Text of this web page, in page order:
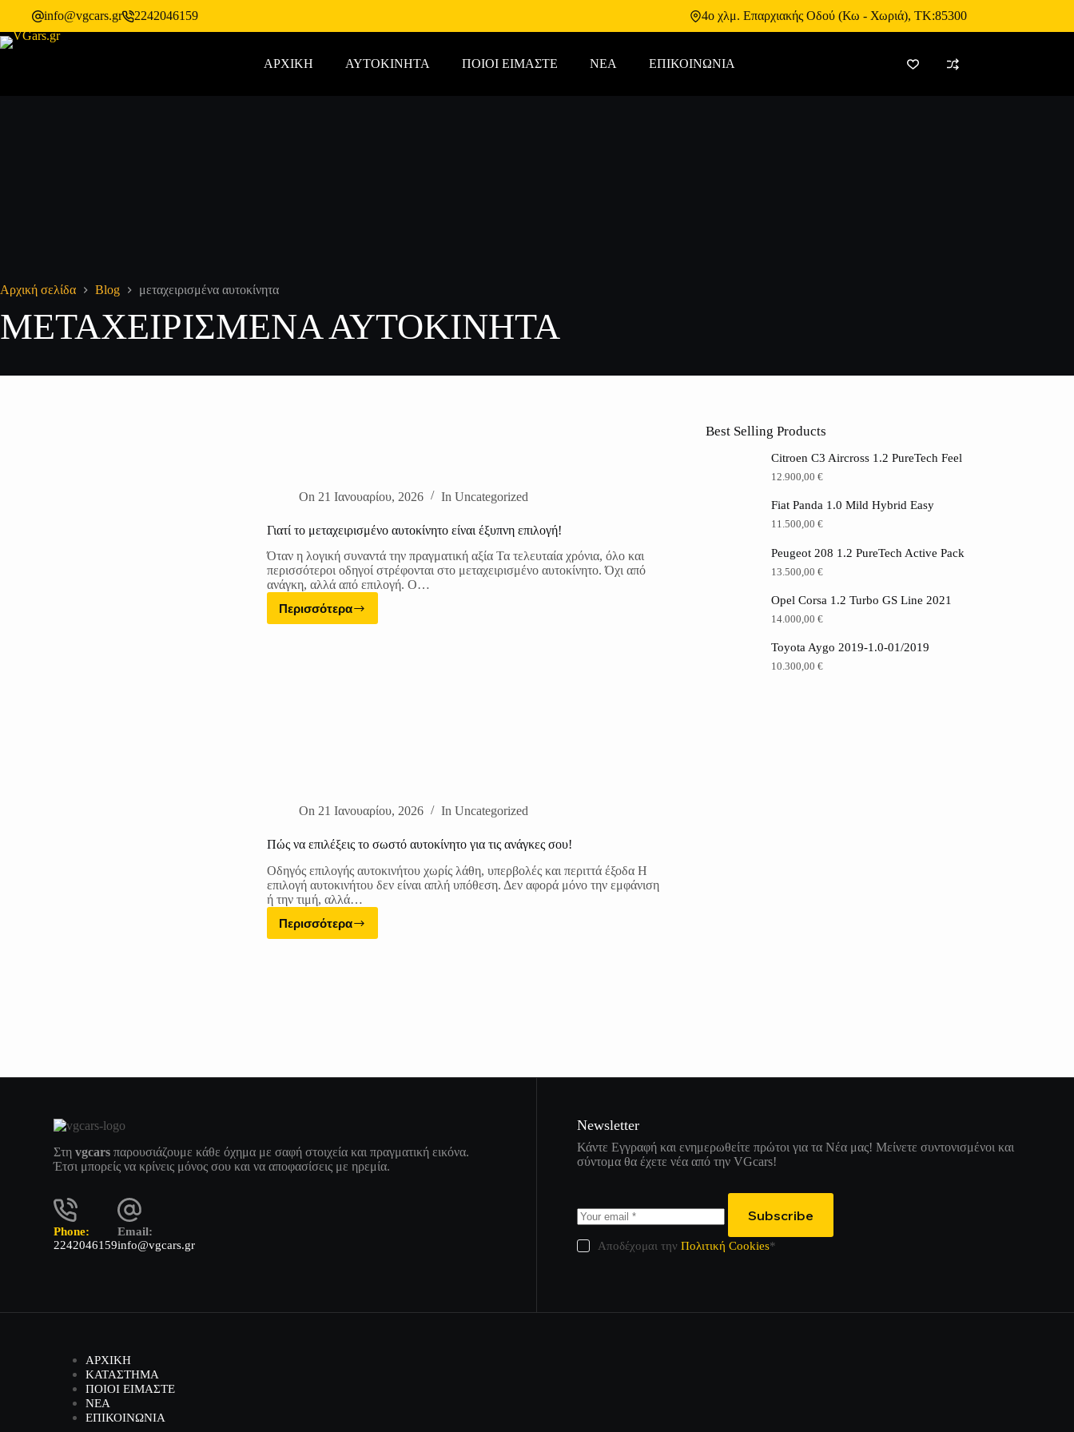
info@vgcars.gr 2242046159 4o χλμ. Επαρχιακής Οδού (Κω - Χωριά), ΤΚ:85300
ΑΡΧΙΚΗ ΑΥΤΟΚΙΝΗΤΑ ΠΟΙΟΙ ΕΙΜΑΣΤΕ ΝΕΑ ΕΠΙΚΟΙΝΩΝΙΑ
Αρχική σελίδα Blog μεταχειρισμένα αυτοκίνητα
ΜΕΤΑΧΕΙΡΙΣΜΈΝΑ ΑΥΤΟΚΊΝΗΤΑ
On 21 Ιανουαρίου, 2026 In Uncategorized
Γιατί το μεταχειρισμένο αυτοκίνητο είναι έξυπνη επιλογή!
Όταν η λογική συναντά την πραγματική αξία Τα τελευταία χρόνια, όλο και
περισσότεροι οδηγοί στρέφονται στο μεταχειρισμένο αυτοκίνητο. Όχι από
ανάγκη, αλλά από επιλογή. Ο…
Περισσότερα
On 21 Ιανουαρίου, 2026 In Uncategorized
Πώς να επιλέξεις το σωστό αυτοκίνητο για τις ανάγκες σου!
Οδηγός επιλογής αυτοκινήτου χωρίς λάθη, υπερβολές και περιττά έξοδα Η
επιλογή αυτοκινήτου δεν είναι απλή υπόθεση. Δεν αφορά μόνο την εμφάνιση
ή την τιμή, αλλά…
Περισσότερα
Best Selling Products
Citroen C3 Aircross 1.2 PureTech Feel
12.900,00 €
Fiat Panda 1.0 Mild Hybrid Easy
11.500,00 €
Peugeot 208 1.2 PureTech Active Pack
13.500,00 €
Opel Corsa 1.2 Turbo GS Line 2021
14.000,00 €
Toyota Aygo 2019-1.0-01/2019
10.300,00 €
Στηvgcarsπαρουσιάζουμε κάθε όχημα με σαφή στοιχεία και πραγματική εικόνα.
Έτσι μπορείς να κρίνεις μόνος σου και να αποφασίσεις με ηρεμία.
Phone:
2242046159
Email:
info@vgcars.gr
Newsletter
Κάντε Εγγραφή και ενημερωθείτε πρώτοι για τα Νέα μας! Μείνετε συντονισμένοι και
σύντομα θα έχετε νέα από την VGcars!
Subscribe
Αποδέχομαι την Πολιτική Cookies*
ΑΡΧΙΚΗ
ΚΑΤΑΣΤΗΜΑ
ΠΟΙΟΙ ΕΙΜΑΣΤΕ
ΝΕΑ
ΕΠΙΚΟΙΝΩΝΙΑ